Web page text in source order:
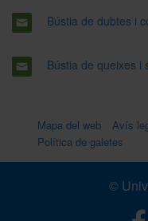
Bústia de dubtes i
Bústia de queixes i
Mapa del web Avís
Política de galetes
©